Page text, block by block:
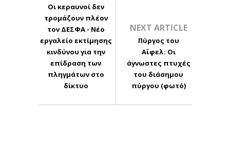
Οι κεραυνοί δεν
τρομάζουν πλέον
τον ΔΕΣΦΑ - Νέο
εργαλείο εκτίμησης
κινδύνου για την
επίδραση των
πληγμάτων στο
δίκτυο
NEXT ARTICLE
Πύργος του
Αΐφελ: Οι
άγνωστες πτυχές
του διάσημου
πύργου (φωτό)